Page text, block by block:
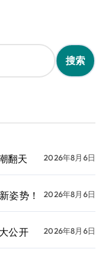
翻天 2026年8月6日
姿势！ 2026年8月6日
公开 2026年8月6日